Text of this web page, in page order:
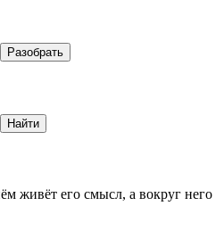
Разобрать
Найти
живёт его смысл, а вокруг него